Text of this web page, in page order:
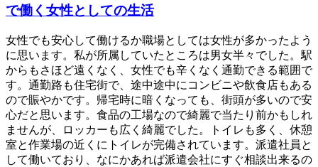
で働く女性としての生活
女性でも安心して働けるか職場としては女性が多かったよう
に思います。私が所属していたところは男女半々でした。駅
からもさほど遠くなく、女性でも辛くなく通勤できる範囲で
す。通勤路も住宅街で、途中途中にコンビニや飲食店もある
ので賑やかです。帰宅時に暗くなっても、街頭が多いので安
心だと思います。食品の工場なので綺麗で当たり前かもしれ
ませんが、ロッカーも広く綺麗でした。トイレも多く、休憩
室と作業場の近くにトイレが完備されています。派遣社員と
して働いており、なにかあれば派遣会社にすぐ相談出来るの